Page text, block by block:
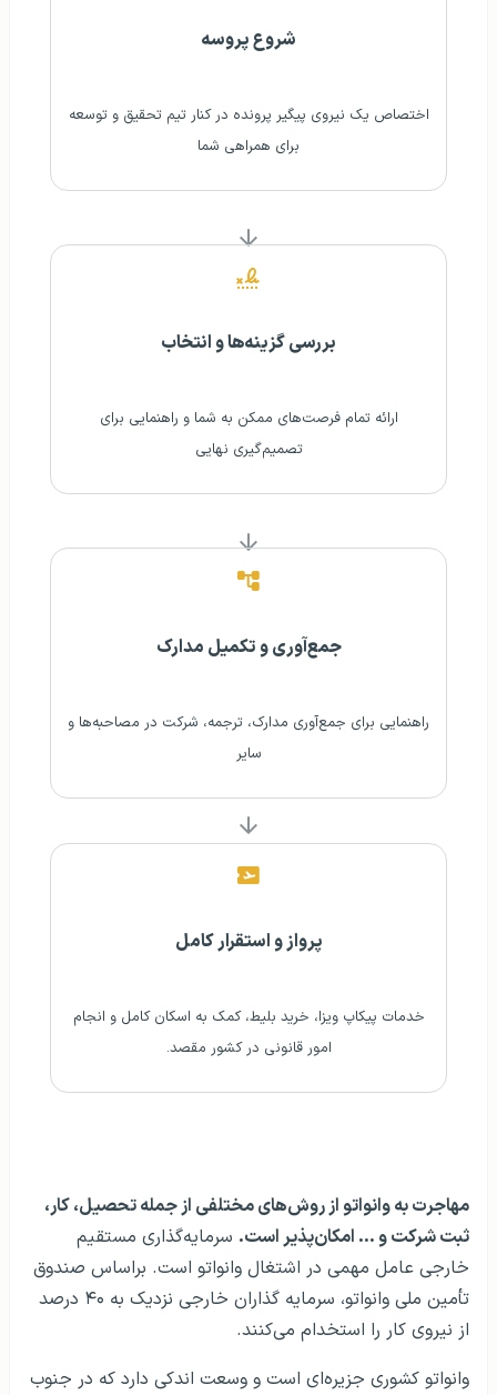
شروع پروسه
اختصاص یک نیروی پیگیر پرونده در کنار تیم تحقیق و توسعه
برای همراهی شما
بررسی گزینه‌ها و انتخاب
ارائه تمام فرصت‌های ممکن به شما و راهنمایی برای
تصمیم‌گیری نهایی
جمع‌آوری و تکمیل مدارک
راهنمایی برای جمع‌آوری مدارک، ترجمه، شرکت در مصاحبه‌ها و
سایر
پرواز و استقرار کامل
خدمات پیکاپ ویزا، خرید بلیط، کمک به اسکان کامل و انجام
امور قانونی در کشور مقصد.
مهاجرت به وانواتو از روش‌های مختلفی از جمله تحصیل، کار،
ثبت شرکت و … امکان‌پذیر است. سرمایه‌گذاری مستقیم
خارجی عامل مهمی در اشتغال وانواتو است. براساس صندوق
تأمین ملی وانواتو، سرمایه گذاران خارجی نزدیک به ۴۰ درصد
از نیروی کار را استخدام می‌کنند.
وانواتو کشوری جزیره‌ای است و وسعت اندکی دارد که در جنوب